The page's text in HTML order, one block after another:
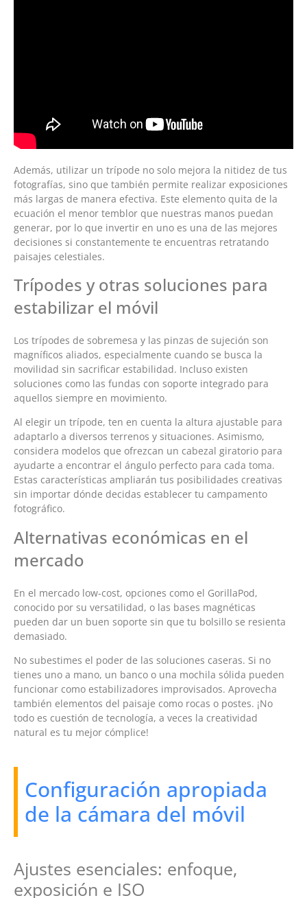
Además, utilizar un trípode no solo mejora la nitidez de tus
fotografías, sino que también permite realizar exposiciones
más largas de manera efectiva. Este elemento quita de la
ecuación el menor temblor que nuestras manos puedan
generar, por lo que invertir en uno es una de las mejores
decisiones si constantemente te encuentras retratando
paisajes celestiales.
Trípodes y otras soluciones para
estabilizar el móvil
Los trípodes de sobremesa y las pinzas de sujeción son
magníficos aliados, especialmente cuando se busca la
movilidad sin sacrificar estabilidad. Incluso existen
soluciones como las fundas con soporte integrado para
aquellos siempre en movimiento.
Al elegir un trípode, ten en cuenta la altura ajustable para
adaptarlo a diversos terrenos y situaciones. Asimismo,
considera modelos que ofrezcan un cabezal giratorio para
ayudarte a encontrar el ángulo perfecto para cada toma.
Estas características ampliarán tus posibilidades creativas
sin importar dónde decidas establecer tu campamento
fotográfico.
Alternativas económicas en el
mercado
En el mercado low-cost, opciones como el GorillaPod,
conocido por su versatilidad, o las bases magnéticas
pueden dar un buen soporte sin que tu bolsillo se resienta
demasiado.
No subestimes el poder de las soluciones caseras. Si no
tienes uno a mano, un banco o una mochila sólida pueden
funcionar como estabilizadores improvisados. Aprovecha
también elementos del paisaje como rocas o postes. ¡No
todo es cuestión de tecnología, a veces la creatividad
natural es tu mejor cómplice!
Configuración apropiada
de la cámara del móvil
Ajustes esenciales: enfoque,
exposición e ISO